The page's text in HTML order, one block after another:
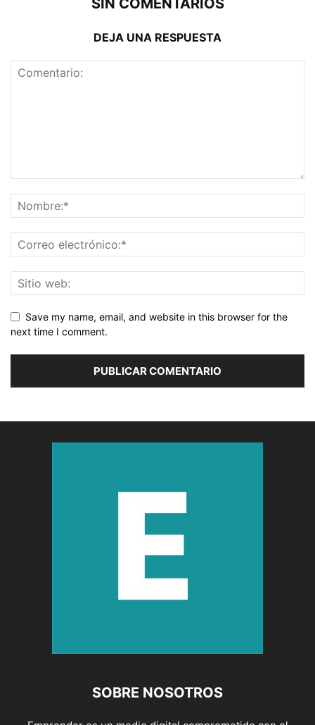
SIN COMENTARIOS
DEJA UNA RESPUESTA
Save my name, email, and website in this browser for the
next time I comment.
SOBRE NOSOTROS